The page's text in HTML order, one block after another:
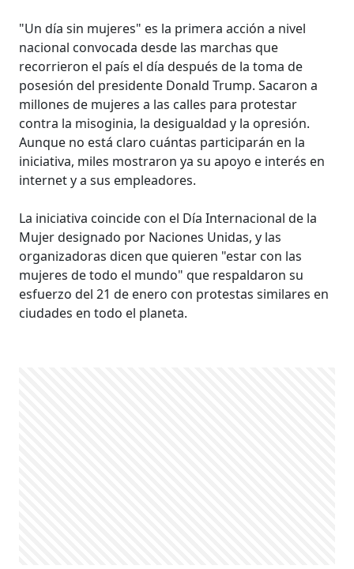
"Un día sin mujeres" es la primera acción a nivel
nacional convocada desde las marchas que
recorrieron el país el día después de la toma de
posesión del presidente Donald Trump. Sacaron a
millones de mujeres a las calles para protestar
contra la misoginia, la desigualdad y la opresión.
Aunque no está claro cuántas participarán en la
iniciativa, miles mostraron ya su apoyo e interés en
internet y a sus empleadores.
La iniciativa coincide con el Día Internacional de la
Mujer designado por Naciones Unidas, y las
organizadoras dicen que quieren "estar con las
mujeres de todo el mundo" que respaldaron su
esfuerzo del 21 de enero con protestas similares en
ciudades en todo el planeta.